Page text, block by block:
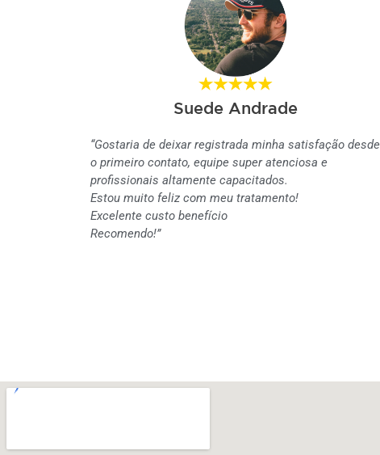
Suede Andrade
“Gostaria de deixar registrada minha satisfação desde
o primeiro contato, equipe super atenciosa e
profissionais altamente capacitados.
Estou muito feliz com meu tratamento!
Excelente custo benefício
Recomendo!”